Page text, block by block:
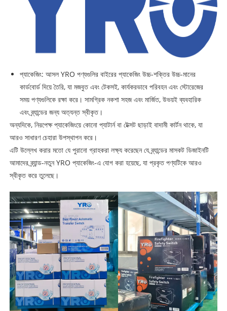
প্যাকেজিং: আসল YRO পণ্যগুলির বাইরের প্যাকেজিং উচ্চ-শক্তির উচ্চ-মানের
কার্ডবোর্ড দিয়ে তৈরি, যা মজবুত এবং টেকসই, কার্যকরভাবে পরিবহন এবং স্টোরেজের
সময় পণ্যগুলিকে রক্ষা করে। সামগ্রিক নকশা সহজ এবং মার্জিত, উভয়ই ব্যবহারিক
এবং ব্র্যান্ডের জন্য অত্যন্ত স্বীকৃত।
অন্যদিকে, নিরপেক্ষ প্যাকেজিংয়ে কোনো প্যাটার্ন বা টেক্সট ছাড়াই বাদামী কার্টন থাকে, যা
আরও সাধারণ চেহারা উপস্থাপন করে।
এটি উল্লেখ করার মতো যে পুরানো গ্রাহকরা লক্ষ্য করেছেন যে ব্র্যান্ডের মাসকট ডিজাইনটি
আমাদের ব্র্যান্ড-নতুন YRO প্যাকেজিং-এ যোগ করা হয়েছে, যা প্রকৃত পণ্যটিকে আরও
স্বীকৃত করে তুলেছে।